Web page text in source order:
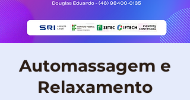
Automassagem e
Relaxamento